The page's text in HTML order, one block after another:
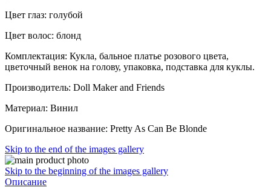
Цвет глаз: голубой
Цвет волос: блонд
Комплектация: Кукла, бальное платье розового цвета,
цветочный венок на голову, упаковка, подставка для куклы.
Производитель: Doll Maker and Friends
Материал: Винил
Оригинальное название: Pretty As Can Be Blonde
Skip to the end of the images gallery
Skip to the beginning of the images gallery
Описание